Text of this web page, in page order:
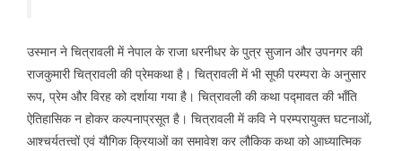
उस्मान ने चित्रावली में नेपाल के राजा धरनीधर के पुत्र सुजान और उपनगर की
राजकुमारी चित्रावली की प्रेमकथा है। चित्रावली में भी सूफी परम्परा के अनुसार
रूप, प्रेम और विरह को दर्शाया गया है। चित्रावली की कथा पद्मावत की भाँति
ऐतिहासिक न होकर कल्पनाप्रसूत है। चित्रावली में कवि ने परम्परायुक्त घटनाओं,
आश्चर्यतत्त्वों एवं यौगिक क्रियाओं का समावेश कर लौकिक कथा को आध्यात्मिक